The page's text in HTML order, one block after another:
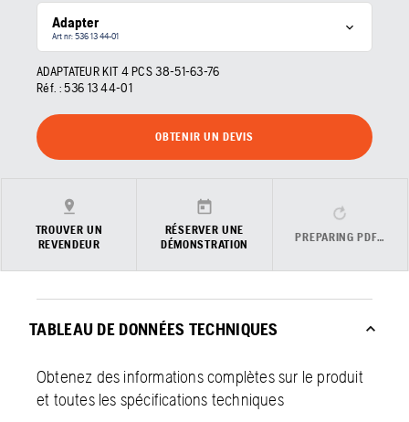
Adapter
Art nr: 536 13 44‑01
ADAPTATEUR KIT 4 PCS 38-51-63-76
Réf. : 536 13 44‑01
OBTENIR UN DEVIS
TROUVER UN
REVENDEUR
RÉSERVER UNE
DÉMONSTRATION
PREPARING PDF…
TABLEAU DE DONNÉES TECHNIQUES
Obtenez des informations complètes sur le produit
et toutes les spécifications techniques